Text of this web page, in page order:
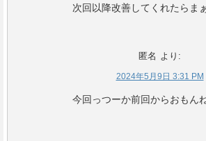
次回以降改善してくれたらま
匿名 より:
2024年5月9日 3:31 PM
今回っつーか前回からおもん